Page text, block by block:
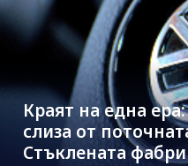
Краят на една
слиза от
Стъклената